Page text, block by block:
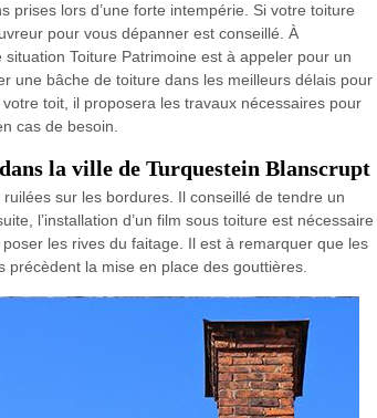
prises lors d’une forte intempérie. Si votre toiture
pour vous dépanner est conseillé. À
Toiture Patrimoine est à appeler pour un
une bâche de toiture dans les meilleurs délais pour
toit, il proposera les travaux nécessaires pour
cas de besoin.
la ville de Turquestein Blanscrupt
sur les bordures. Il conseillé de tendre un
l’installation d’un film sous toiture est nécessaire
les rives du faitage. Il est à remarquer que les
la mise en place des gouttières.